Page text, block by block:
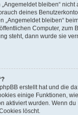
bleiben“
deines
„Angemeldet bleiben“
Computer, zum
steht, dann wurde sie
erstellt hat und die
einige Funktionen,
aktiviert wurden. Wenn
löscht.